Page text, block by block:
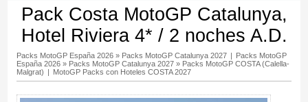
Pack Costa MotoGP Catalunya,
Hotel Riviera 4* / 2 noches A.D.
Packs MotoGP España 2026» Packs MotoGP Catalunya 2027 | Packs MotoGP
España 2026» Packs MotoGP Catalunya 2027» Packs MotoGP COSTA (Calella-
Malgrat) | MotoGP Packs con Hoteles COSTA 2027